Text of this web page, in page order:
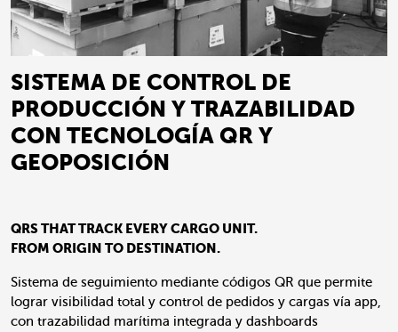
SISTEMA DE CONTROL DE
PRODUCCIÓN Y TRAZABILIDAD
CON TECNOLOGÍA QR Y
GEOPOSICIÓN
QRS THAT TRACK EVERY CARGO UNIT.
FROM ORIGIN TO DESTINATION.
Sistema de seguimiento mediante códigos QR que permite
lograr visibilidad total y control de pedidos y cargas vía app,
con trazabilidad marítima integrada y dashboards